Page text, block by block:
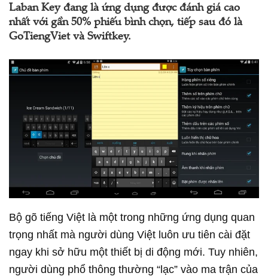
Laban Key đang là ứng dụng được đánh giá cao
nhất với gần 50% phiếu bình chọn, tiếp sau đó là
GoTiengViet và Swiftkey.
Bộ gõ tiếng Việt là một trong những ứng dụng quan
trọng nhất mà người dùng Việt luôn ưu tiên cài đặt
ngay khi sở hữu một thiết bị di động mới. Tuy nhiên,
người dùng phổ thông thường “lạc” vào ma trận của